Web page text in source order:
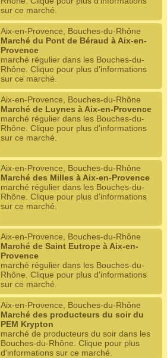
sur ce marché.
Aix-en-Provence, Bouches-du-Rhône
Marché du Pont de Béraud à Aix-en-
Provence
marché régulier dans les Bouches-du-
Rhône. Clique pour plus d'informations
sur ce marché.
Aix-en-Provence, Bouches-du-Rhône
Marché de Luynes à Aix-en-Provence
marché régulier dans les Bouches-du-
Rhône. Clique pour plus d'informations
sur ce marché.
Aix-en-Provence, Bouches-du-Rhône
Marché des Milles à Aix-en-Provence
marché régulier dans les Bouches-du-
Rhône. Clique pour plus d'informations
sur ce marché.
Aix-en-Provence, Bouches-du-Rhône
Marché de Saint Eutrope à Aix-en-
Provence
marché régulier dans les Bouches-du-
Rhône. Clique pour plus d'informations
sur ce marché.
Aix-en-Provence, Bouches-du-Rhône
Marché des producteurs du soir du
PEM Krypton
marché de producteurs du soir dans les
Bouches-du-Rhône. Clique pour plus
d'informations sur ce marché.